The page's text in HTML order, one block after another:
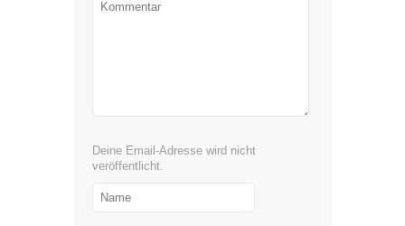
Deine Email-Adresse wird nicht
veröffentlicht.